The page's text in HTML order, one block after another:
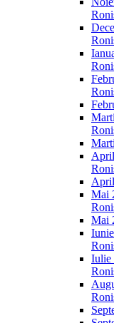
Mai
Mai
Iulie